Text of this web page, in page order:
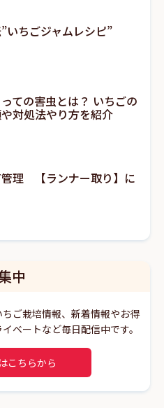
いちごジャムレシピ”
ての害虫とは？ いちごの
対処法やり方を紹介
管理 【ランナー取り】に
中
ご栽培情報、新着情報やお得
ベートなど毎日配信中です。
こちらから